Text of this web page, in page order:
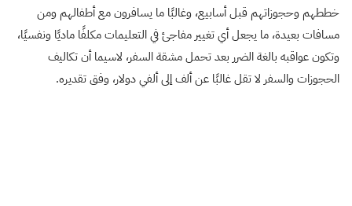
خططهم وحجوزاتهم قبل أسابيع، وغالبًا ما يسافرون مع أطفالهم ومن
مسافات بعيدة، ما يجعل أي تغيير مفاجئ في التعليمات مكلفًا ماديًا ونفسيًا،
وتكون عواقبه بالغة الضرر بعد تحمل مشقة السفر، لاسيما أن تكاليف
الحجوزات والسفر لا تقل غالبًا عن ألف إلى ألفي دولار، وفق تقديره.